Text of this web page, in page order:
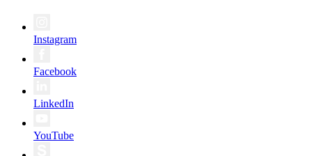
Instagram
Facebook
LinkedIn
YouTube